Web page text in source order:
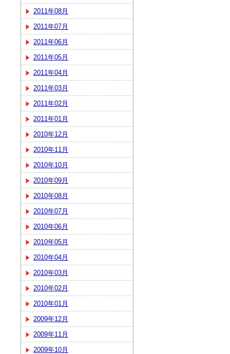
2011年08月
2011年07月
2011年06月
2011年05月
2011年04月
2011年03月
2011年02月
2011年01月
2010年12月
2010年11月
2010年10月
2010年09月
2010年08月
2010年07月
2010年06月
2010年05月
2010年04月
2010年03月
2010年02月
2010年01月
2009年12月
2009年11月
2009年10月